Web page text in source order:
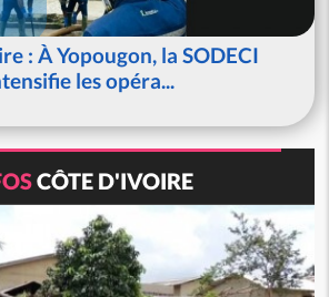
: À Yopougon, la SODECI
les opéra...
CÔTE D'IVOIRE